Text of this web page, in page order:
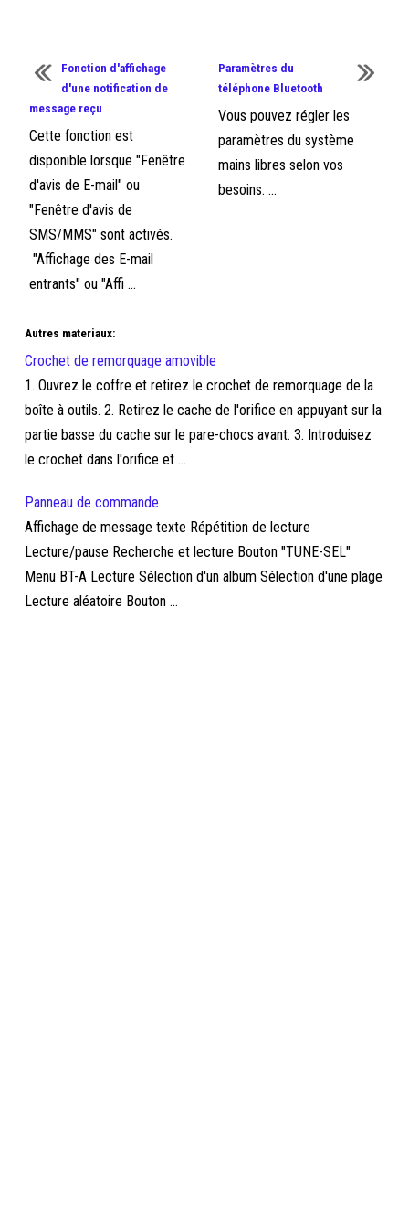
Fonction d'affichage
d'une notification de
message reçu
Cette fonction est
disponible lorsque "Fenêtre
d'avis de E-mail" ou
"Fenêtre d'avis de
SMS/MMS" sont activés.
"Affichage des E-mail
entrants" ou "Affi ...
Paramètres du
téléphone Bluetooth
Vous pouvez régler les
paramètres du système
mains libres selon vos
besoins. ...
Autres materiaux:
Crochet de remorquage amovible
1. Ouvrez le coffre et retirez le crochet de remorquage de la
boîte à outils. 2. Retirez le cache de l'orifice en appuyant sur la
partie basse du cache sur le pare-chocs avant. 3. Introduisez
le crochet dans l'orifice et ...
Panneau de commande
Affichage de message texte Répétition de lecture
Lecture/pause Recherche et lecture Bouton "TUNE-SEL"
Menu BT-A Lecture Sélection d'un album Sélection d'une plage
Lecture aléatoire Bouton ...